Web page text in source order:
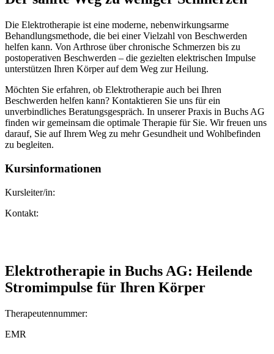
Die Elektrotherapie ist eine moderne, nebenwirkungsarme
Behandlungsmethode, die bei einer Vielzahl von Beschwerden
helfen kann. Von Arthrose über chronische Schmerzen bis zu
postoperativen Beschwerden – die gezielten elektrischen Impulse
unterstützen Ihren Körper auf dem Weg zur Heilung.
Möchten Sie erfahren, ob Elektrotherapie auch bei Ihren
Beschwerden helfen kann? Kontaktieren Sie uns für ein
unverbindliches Beratungsgespräch. In unserer Praxis in Buchs AG
finden wir gemeinsam die optimale Therapie für Sie. Wir freuen uns
darauf, Sie auf Ihrem Weg zu mehr Gesundheit und Wohlbefinden
zu begleiten.
Kursinformationen
Kursleiter/in:
Kontakt:
Elektrotherapie in Buchs AG: Heilende
Stromimpulse für Ihren Körper
Therapeutennummer:
EMR